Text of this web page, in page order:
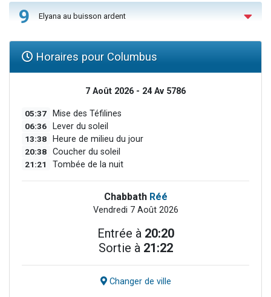
9 Elyana au buisson ardent
Horaires pour Columbus
7 Août 2026 - 24 Av 5786
05:37 Mise des Téfilines
06:36 Lever du soleil
13:38 Heure de milieu du jour
20:38 Coucher du soleil
21:21 Tombée de la nuit
Chabbath Réé
Vendredi 7 Août 2026
Entrée à 20:20
Sortie à 21:22
Changer de ville